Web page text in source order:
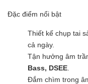
Đặc điểm nổi bật
Thiết kế chụp tai
cả ngày.
Tận hưởng âm
Bass, DSEE
Đắm chìm trong